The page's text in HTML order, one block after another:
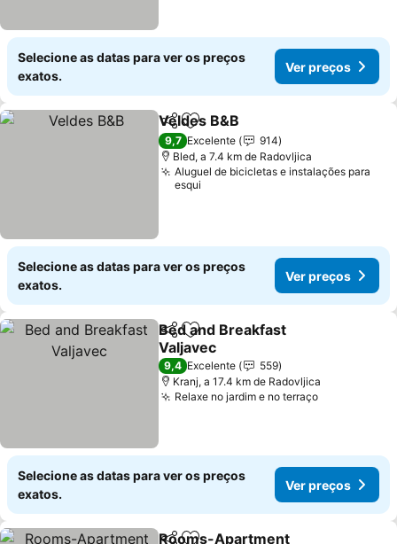
Selecione as datas para ver os preços
exatos.
Ver preços
PartilharAdicionar aos favoritos
Veldes B&B
9,7 Excelente
914
Bled, a 7.4 km de Radovljica
Aluguel de bicicletas e instalações para
esqui
Selecione as datas para ver os preços
exatos.
Ver preços
PartilharAdicionar aos favoritos
Bed and Breakfast
Valjavec
9,4 Excelente
559
Kranj, a 17.4 km de Radovljica
Relaxe no jardim e no terraço
Selecione as datas para ver os preços
exatos.
Ver preços
Rooms-Apartment